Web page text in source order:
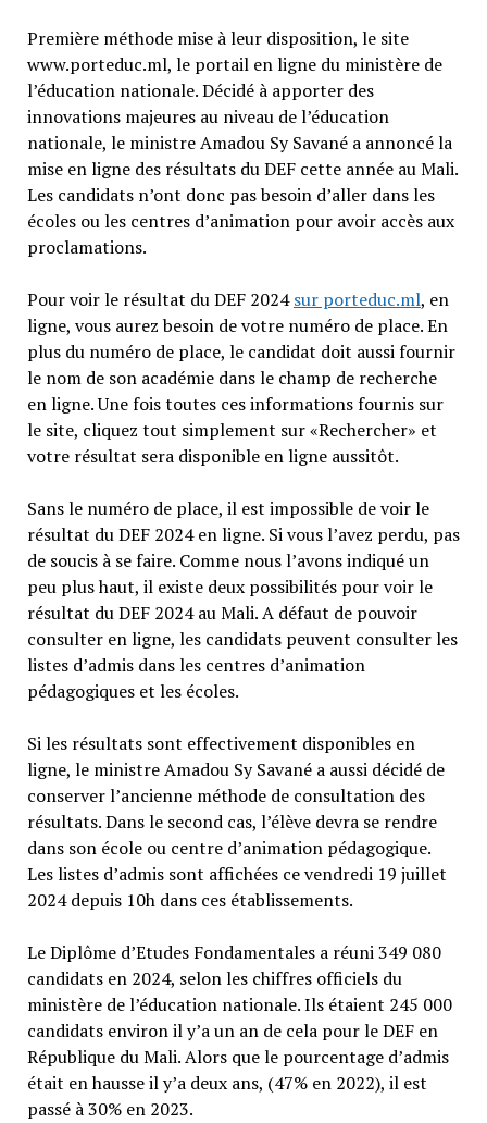
Première méthode mise à leur disposition, le site
www.porteduc.ml, le portail en ligne du ministère de
l’éducation nationale. Décidé à apporter des
innovations majeures au niveau de l’éducation
nationale, le ministre Amadou Sy Savané a annoncé la
mise en ligne des résultats du DEF cette année au Mali.
Les candidats n’ont donc pas besoin d’aller dans les
écoles ou les centres d’animation pour avoir accès aux
proclamations.
Pour voir le résultat du DEF 2024sur porteduc.ml, en
ligne, vous aurez besoin de votre numéro de place. En
plus du numéro de place, le candidat doit aussi fournir
le nom de son académie dans le champ de recherche
en ligne. Une fois toutes ces informations fournis sur
le site, cliquez tout simplement sur «Rechercher» et
votre résultat sera disponible en ligne aussitôt.
Sans le numéro de place, il est impossible de voir le
résultat du DEF 2024 en ligne. Si vous l’avez perdu, pas
de soucis à se faire. Comme nous l’avons indiqué un
peu plus haut, il existe deux possibilités pour voir le
résultat du DEF 2024 au Mali. A défaut de pouvoir
consulter en ligne, les candidats peuvent consulter les
listes d’admis dans les centres d’animation
pédagogiques et les écoles.
Si les résultats sont effectivement disponibles en
ligne, le ministre Amadou Sy Savané a aussi décidé de
conserver l’ancienne méthode de consultation des
résultats. Dans le second cas, l’élève devra se rendre
dans son école ou centre d’animation pédagogique.
Les listes d’admis sont affichées ce vendredi 19 juillet
2024 depuis 10h dans ces établissements.
Le Diplôme d’Etudes Fondamentales a réuni 349 080
candidats en 2024, selon les chiffres officiels du
ministère de l’éducation nationale. Ils étaient 245 000
candidats environ il y’a un an de cela pour le DEF en
République du Mali. Alors que le pourcentage d’admis
était en hausse il y’a deux ans, (47% en 2022), il est
passé à 30% en 2023.